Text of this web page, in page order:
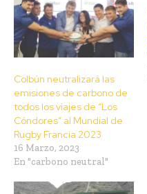
Colbún neutralizará las
emisiones de carbono de
todos los viajes de “Los
Cóndores” al Mundial de
Rugby Francia 2023
16 Marzo, 2023
En "carbono neutral"